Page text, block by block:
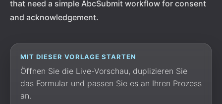
that need a simple AbcSubmit workflow for consent
and acknowledgement.
MIT DIESER VORLAGE STARTEN
Öffnen Sie die Live-Vorschau, duplizieren Sie
das Formular und passen Sie es an Ihren Prozess
an.